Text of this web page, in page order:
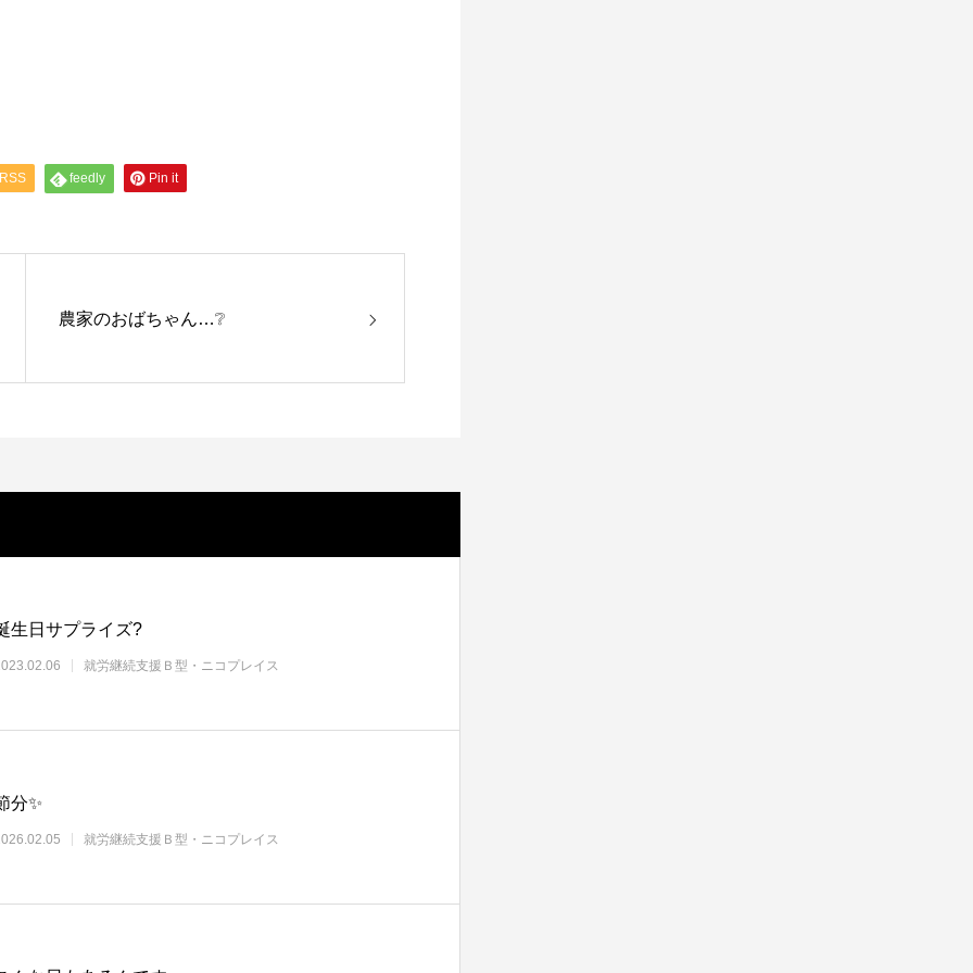
RSS feedly Pin it
農家のおばちゃん…❔
生日サプライズ?
就労継続支援Ｂ型・ニコプレイス
分✨
就労継続支援Ｂ型・ニコプレイス